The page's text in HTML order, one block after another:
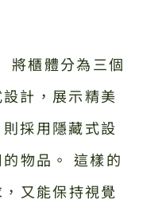
將櫃體分為三個
計，展示精美
採用隱藏式設
物品。 這樣的
又能保持視覺